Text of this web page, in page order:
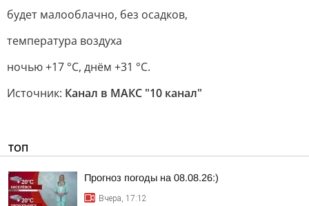
будет малооблачно, без осадков,
температура воздуха
ночью +17 °С, днём +31 °С.
Источник: Канал в МАКС "10 канал"
ТОП
Прогноз погоды на 08.08.26:)
Вчера, 17:12